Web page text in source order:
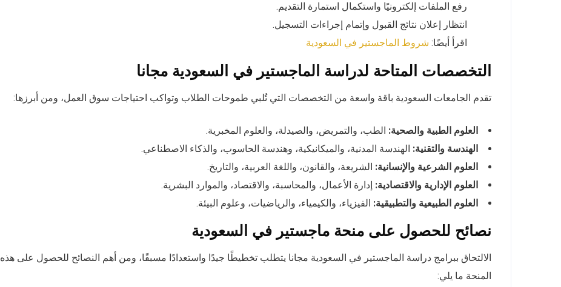
رفع الملفات إلكترونيًا واستكمال استمارة التقديم.
انتظار إعلان نتائج القبول وإتمام إجراءات التسجيل.
اقرأ أيضًا: شروط الماجستير في السعودية
التخصصات المتاحة لدراسة الماجستير في السعودية مجانا
تقدم الجامعات السعودية باقة واسعة من التخصصات التي تُلبي طموحات الطلاب وتواكب احتياجات سوق العمل، ومن أبرزها:
العلوم الطبية والصحية: الطب، والتمريض، والصيدلة، والعلوم المخبرية.
الهندسة والتقنية: الهندسة المدنية، والميكانيكية، وهندسة الحاسوب، والذكاء الاصطناعي.
العلوم الشرعية والإنسانية: الشريعة، والقانون، واللغة العربية، والتاريخ.
العلوم الإدارية والاقتصادية: إدارة الأعمال، والمحاسبة، والاقتصاد، والموارد البشرية.
العلوم الطبيعية والتطبيقية: الفيزياء، والكيمياء، والرياضيات، وعلوم البيئة.
نصائح للحصول على منحة ماجستير في السعودية
الالتحاق ببرامج دراسة الماجستير في السعودية مجانا يتطلب تخطيطًا جيدًا واستعدادًا مسبقًا، ومن أهم النصائح للحصول على هذه
المنحة ما يلي: